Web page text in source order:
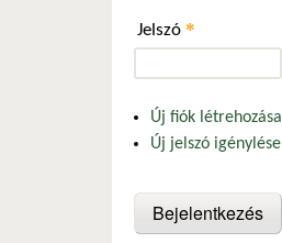
Jelszó *
Új fiók létrehozása
Új jelszó igénylése